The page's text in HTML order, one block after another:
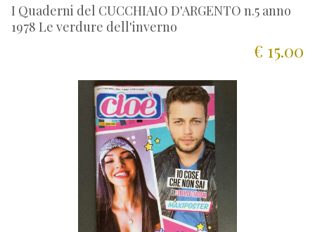
I Quaderni del CUCCHIAIO D'ARGENTO n.5 anno
1978 Le verdure dell'inverno
€ 15.00